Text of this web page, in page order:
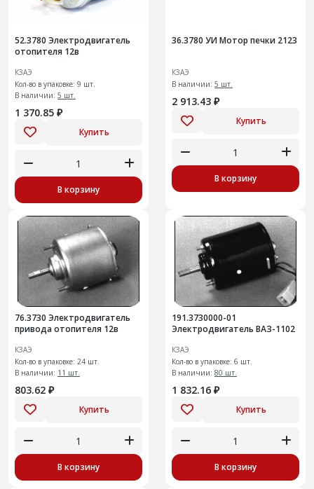
52.3780 Электродвигатель
отопителя 12в
КЗАЭ
Кол-во в упаковке: 9 шт.
В наличии: 5 шт.
1 370.85 ₽
Купить
В корзину
36.3780 УИ Мотор печки 2123
КЗАЭ
В наличии: 5 шт.
2 913.43 ₽
Купить
В корзину
76.3730 Электродвигатель
привода отопителя 12в
КЗАЭ
Кол-во в упаковке: 24 шт.
В наличии: 11 шт.
803.62 ₽
Купить
В корзину
191.3730000-01
Электродвигатель ВАЗ-1102
КЗАЭ
Кол-во в упаковке: 6 шт.
В наличии: 80 шт.
1 832.16 ₽
Купить
В корзину